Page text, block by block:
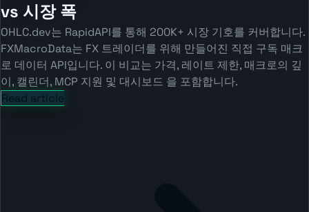
vs 시장 폭
OHLC.dev는 RapidAPI를 통해 200K+ 시장 기호를 커버합니다.
FXMacroData는 FX 트레이더를 위해 만들어진 직접 구독 매크
로 데이터 API입니다. 이 비교는 가격, 레이트 제한, 매크로의 깊
이, 캘린더, MCP 지원 및 대시보드 을 포함합니다.
Read article